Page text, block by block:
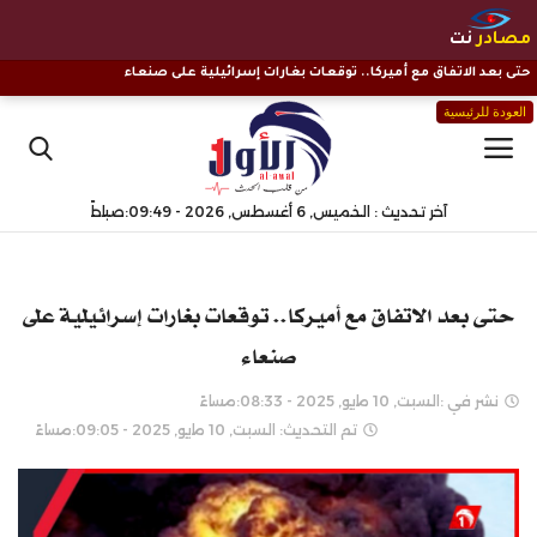
مصادرنت
العودة للرئيسية
حتى بعد الاتفاق مع أميركا.. توقعات بغارات إسرائيلية على صنعاء